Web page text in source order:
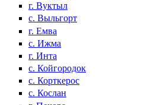
г. Вуктыл
с. Выльгорт
г. Емва
с. Ижма
г. Инта
с. Койгородок
с. Корткерос
с. Кослан